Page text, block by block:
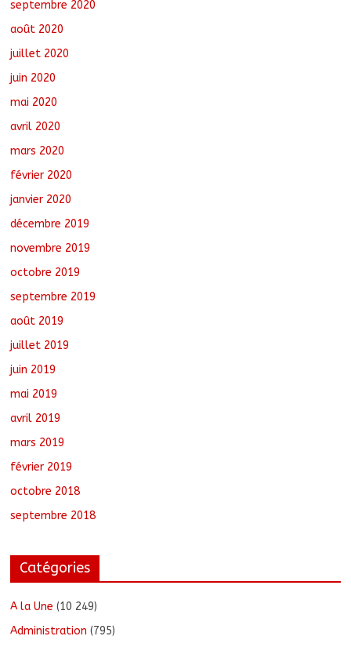
septembre 2020
août 2020
juillet 2020
juin 2020
mai 2020
avril 2020
mars 2020
février 2020
janvier 2020
décembre 2019
novembre 2019
octobre 2019
septembre 2019
août 2019
juillet 2019
juin 2019
mai 2019
avril 2019
mars 2019
février 2019
octobre 2018
septembre 2018
Catégories
A la Une (10 249)
Administration (795)